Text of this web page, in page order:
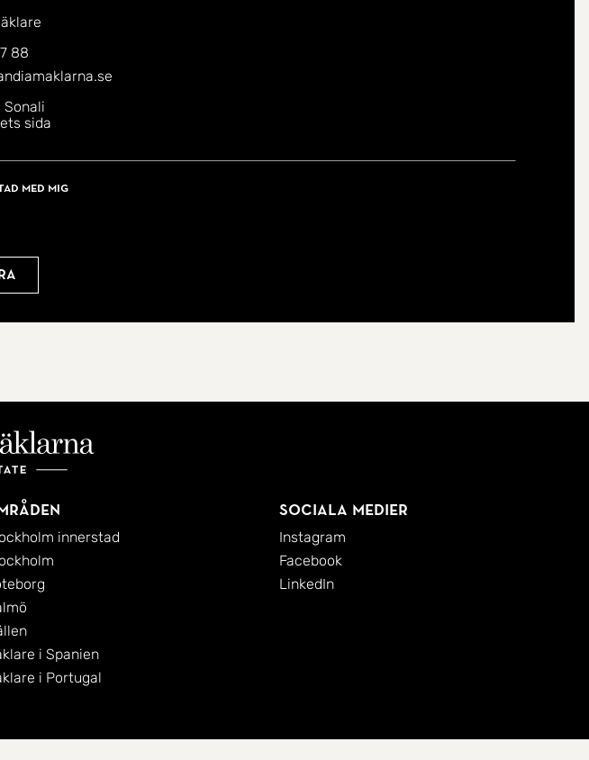
88
Sonali
sida
med mig
innerstad
i Spanien
i Portugal
Sociala medier
Instagram
Facebook
LinkedIn